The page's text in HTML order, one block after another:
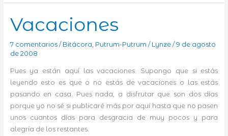
vuelto
Vacaciones
7 comentarios / Bitácora, Putrum-Putrum / Lynze / 9 de agosto
de 2008
Pues ya están aquí las vacaciones. Supongo que si estás
leyendo esto es que o no estás de vacaciones o las estás
pasando en casa. Pues nada, a disfrutar que son dos días
porque yo no sé si publicaré más por aquí hasta que no pasen
unos cuantos días para desgracia de muy pocos y para
alegría de los restantes.